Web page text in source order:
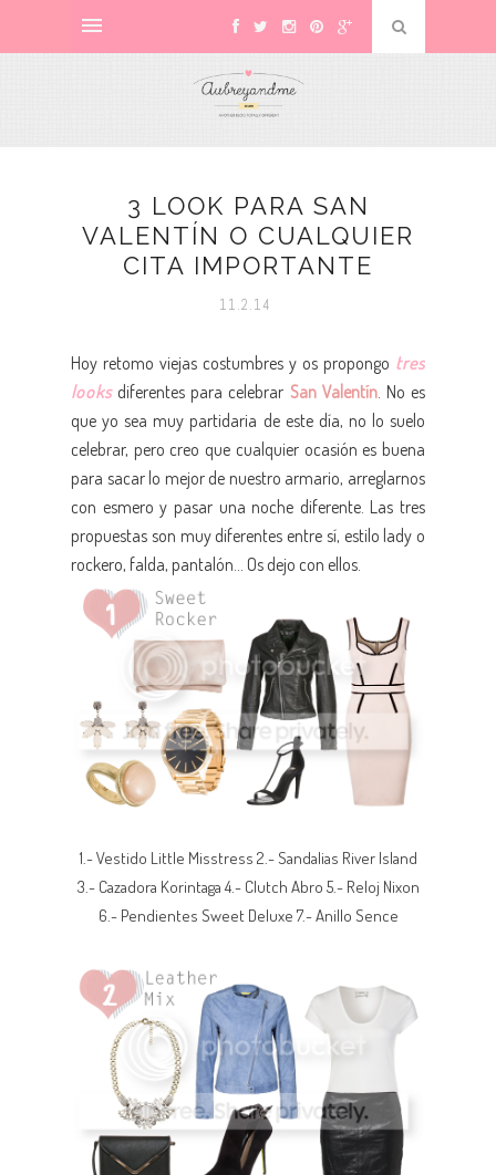
3 LOOK PARA SAN
VALENTÍN O CUALQUIER
CITA IMPORTANTE
11.2.14
Hoy retomo viejas costumbres y os propongo tres
looksdiferentes para celebrar San Valentín. No es
que yo sea muy partidaria de este día, no lo suelo
celebrar, pero creo que cualquier ocasión es buena
para sacar lo mejor de nuestro armario, arreglarnos
con esmero y pasar una noche diferente. Las tres
propuestas son muy diferentes entre sí, estilo lady o
rockero, falda, pantalón... Os dejo con ellos.
1.- Vestido Little Misstress 2.- Sandalias River Island
3.- Cazadora Korintaga 4.- Clutch Abro 5.- Reloj Nixon
6.- Pendientes Sweet Deluxe 7.- Anillo Sence